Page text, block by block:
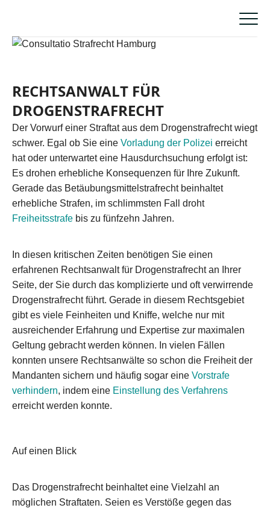
RECHTSANWALT FÜR
DROGENSTRAFRECHT
Der Vorwurf einer Straftat aus dem Drogenstrafrecht wiegt
schwer. Egal ob Sie eine Vorladung der Polizei erreicht
hat oder unterwartet eine Hausdurchsuchung erfolgt ist:
Es drohen erhebliche Konsequenzen für Ihre Zukunft.
Gerade das Betäubungsmittelstrafrecht beinhaltet
erhebliche Strafen, im schlimmsten Fall droht
Freiheitsstrafe bis zu fünfzehn Jahren.
In diesen kritischen Zeiten benötigen Sie einen
erfahrenen Rechtsanwalt für Drogenstrafrecht an Ihrer
Seite, der Sie durch das komplizierte und oft verwirrende
Drogenstrafrecht führt. Gerade in diesem Rechtsgebiet
gibt es viele Feinheiten und Kniffe, welche nur mit
ausreichender Erfahrung und Expertise zur maximalen
Geltung gebracht werden können. In vielen Fällen
konnten unsere Rechtsanwälte so schon die Freiheit der
Mandanten sichern und häufig sogar eine Vorstrafe
verhindern, indem eine Einstellung des Verfahrens
erreicht werden konnte.
Auf einen Blick
Das Drogenstrafrecht beinhaltet eine Vielzahl an
möglichen Straftaten. Seien es Verstöße gegen das